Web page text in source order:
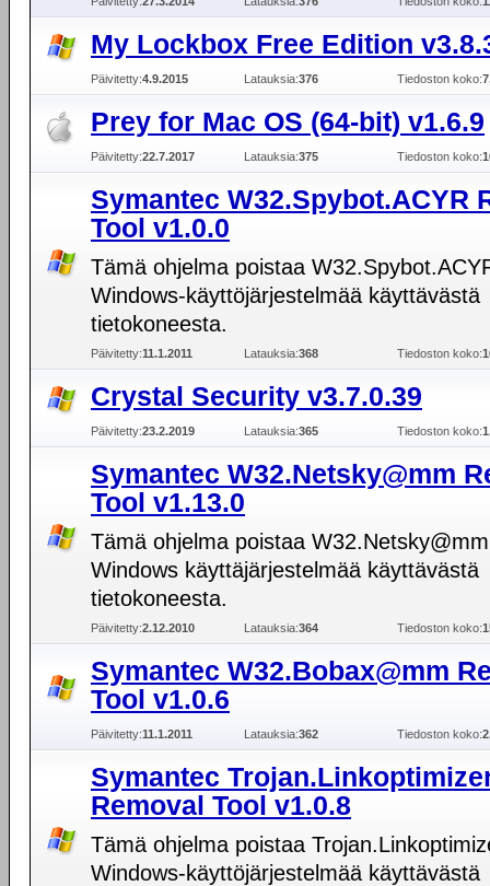
My Lockbox Free Edition
Päivitetty:4.9.2015 Latauksia:376 Tiedoston koko:
Prey for Mac OS (64-bit) v1.6.9
Päivitetty:22.7.2017 Latauksia:375 Tiedoston koko:
Symantec W32.Spybot.ACYR
Tool v1.0.0
Tämä ohjelma poistaa
Windows-käyttöjärjestelmää käyttävästä
tietokoneesta.
Päivitetty:11.1.2011 Latauksia:368 Tiedoston koko:
Crystal Security v3.7.0.39
Päivitetty:23.2.2019 Latauksia:365 Tiedoston koko:
Symantec W32.Netsky@mm
Tool v1.13.0
Tämä ohjelma poistaa
Windows käyttäjärjestelmää käyttävästä
tietokoneesta.
Päivitetty:2.12.2010 Latauksia:364 Tiedoston koko:
Symantec W32.Bobax@mm
Tool v1.0.6
Päivitetty:11.1.2011 Latauksia:362 Tiedoston koko:
Symantec
Removal Tool v1.0.8
Tämä ohjelma poistaa
Windows-käyttöjärjestelmää käyttävästä